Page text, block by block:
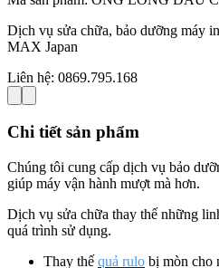
Dịch vụ sửa chữa, bảo dưỡng máy
MAX Japan
Liên hệ: 0869.795.168
Chi tiết sản phẩm
Chúng tôi cung cấp dịch vụ bảo
giúp máy vận hành mượt mà hơn.
Dịch vụ sửa chữa thay thế những
quá trình sử dụng.
Thay thế quả rulo bị mòn cho